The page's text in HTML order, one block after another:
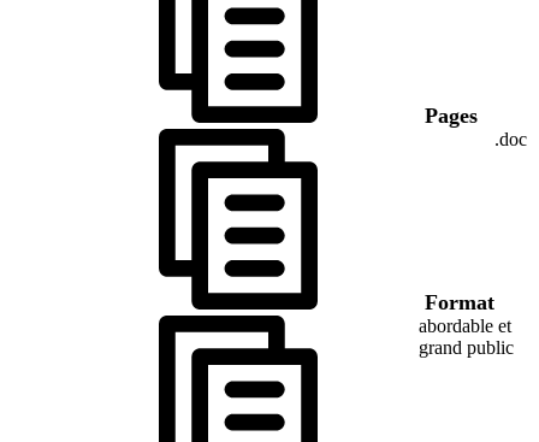
Pages
Format
.doc
abordable et
grand public